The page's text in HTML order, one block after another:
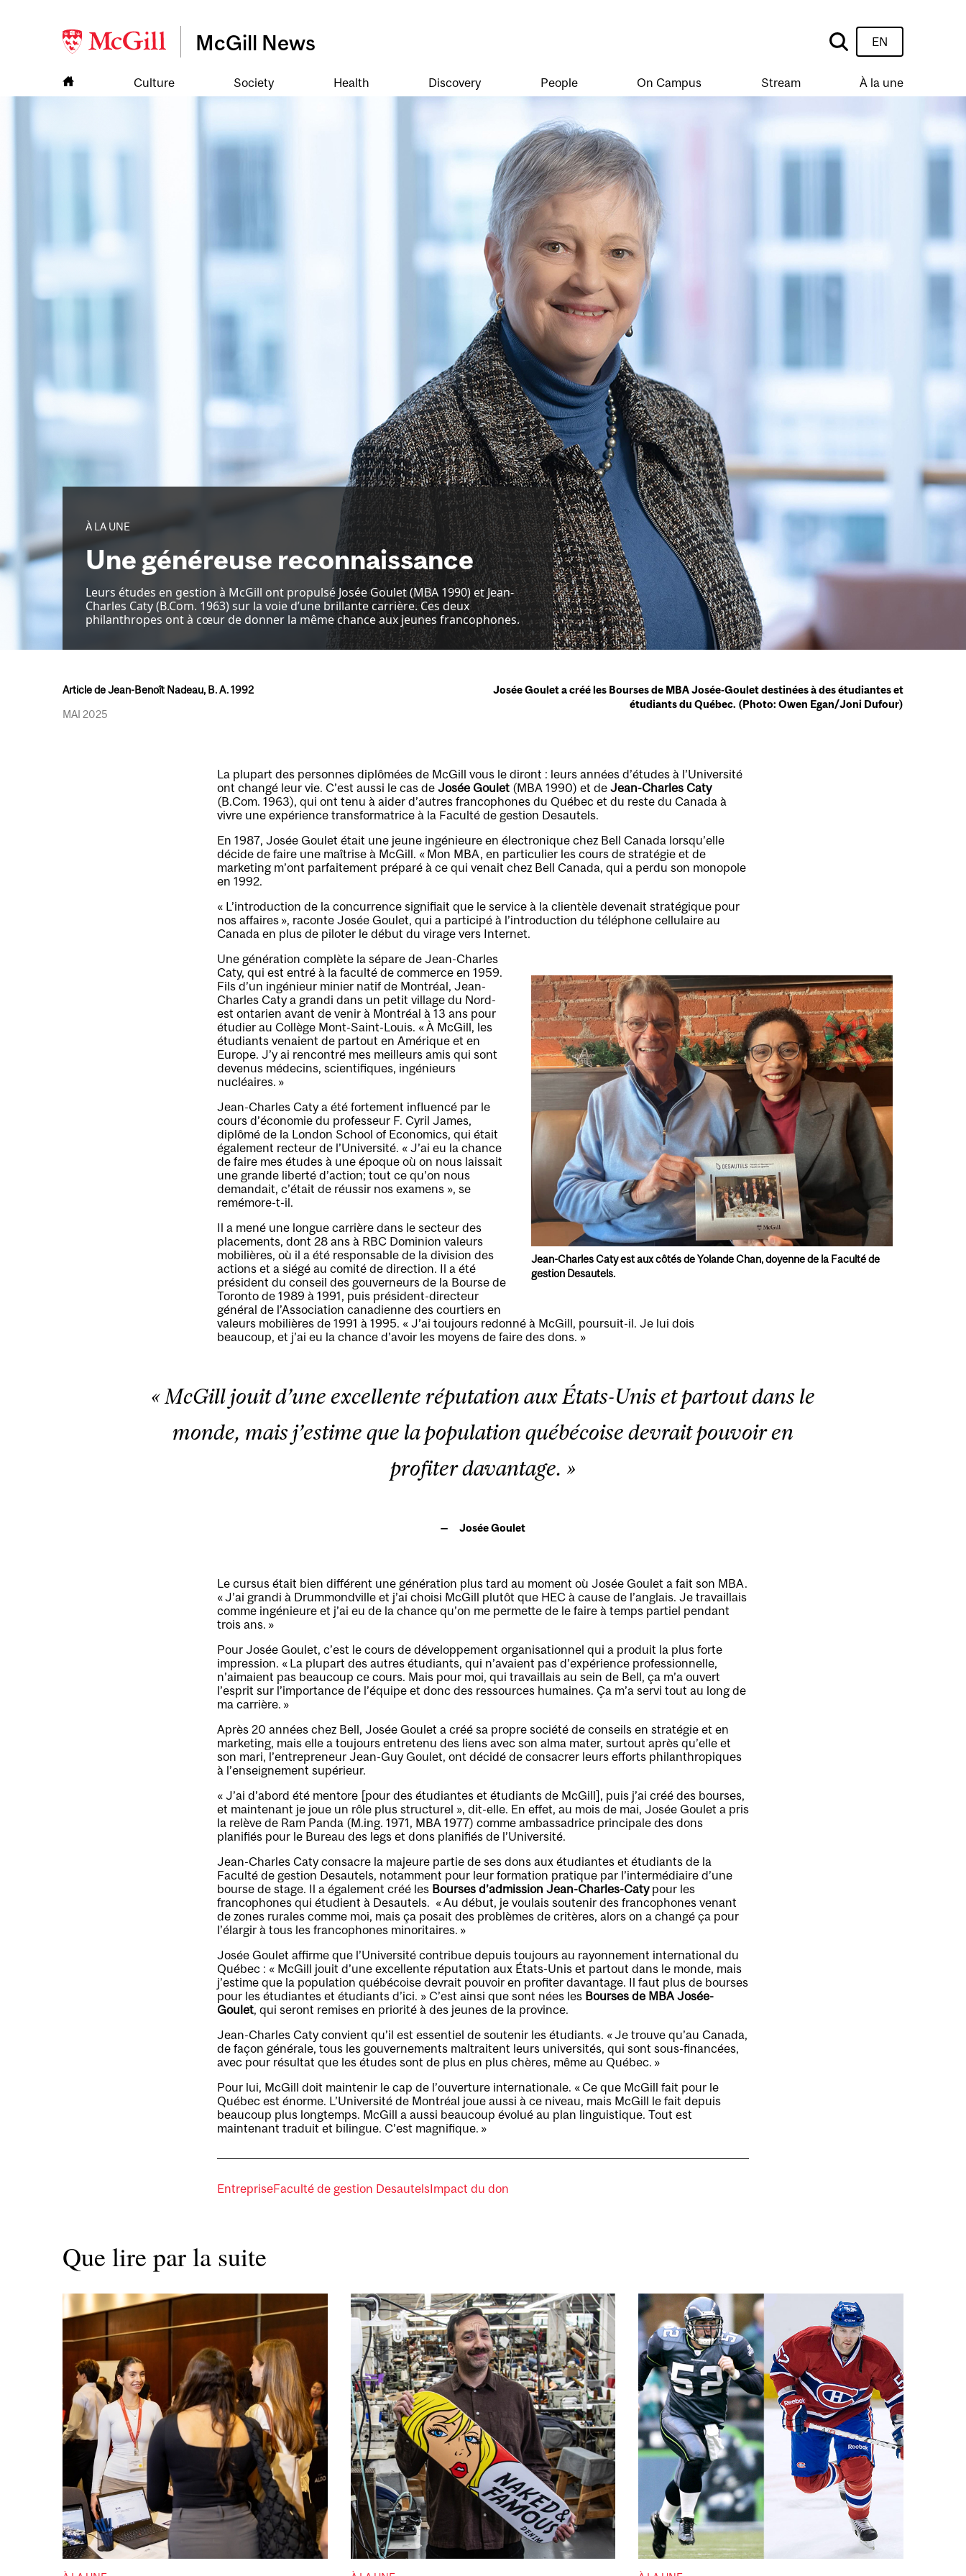
McGill News EN
Culture Society Health Discovery People On Campus Stream À la une
À LA UNE
Une généreuse reconnaissance
Leurs études en gestion à McGill ont propulsé Josée Goulet (MBA 1990) et Jean-
Charles Caty (B.Com. 1963) sur la voie d’une brillante carrière. Ces deux
philanthropes ont à cœur de donner la même chance aux jeunes francophones.
Article de Jean-Benoît Nadeau, B. A. 1992
MAI 2025
Josée Goulet a créé les Bourses de MBA Josée-Goulet destinées à des étudiantes et
étudiants du Québec. (Photo: Owen Egan/Joni Dufour)
La plupart des personnes diplômées de McGill vous le diront : leurs années d’études à l’Université
ont changé leur vie. C’est aussi le cas de Josée Goulet (MBA 1990) et de Jean-Charles Caty
(B.Com. 1963), qui ont tenu à aider d’autres francophones du Québec et du reste du Canada à
vivre une expérience transformatrice à la Faculté de gestion Desautels.
En 1987, Josée Goulet était une jeune ingénieure en électronique chez Bell Canada lorsqu’elle
décide de faire une maîtrise à McGill. « Mon MBA, en particulier les cours de stratégie et de
marketing m’ont parfaitement préparé à ce qui venait chez Bell Canada, qui a perdu son monopole
en 1992.
« L’introduction de la concurrence signifiait que le service à la clientèle devenait stratégique pour
nos affaires », raconte Josée Goulet, qui a participé à l’introduction du téléphone cellulaire au
Canada en plus de piloter le début du virage vers Internet.
Jean-Charles Caty est aux côtés de Yolande Chan, doyenne de la Faculté de
gestion Desautels.
Une génération complète la sépare de Jean-Charles
Caty, qui est entré à la faculté de commerce en 1959.
Fils d’un ingénieur minier natif de Montréal, Jean-
Charles Caty a grandi dans un petit village du Nord-
est ontarien avant de venir à Montréal à 13 ans pour
étudier au Collège Mont-Saint-Louis. « À McGill, les
étudiants venaient de partout en Amérique et en
Europe. J’y ai rencontré mes meilleurs amis qui sont
devenus médecins, scientifiques, ingénieurs
nucléaires. »
Jean-Charles Caty a été fortement influencé par le
cours d’économie du professeur F. Cyril James,
diplômé de la London School of Economics, qui était
également recteur de l’Université. « J’ai eu la chance
de faire mes études à une époque où on nous laissait
une grande liberté d’action; tout ce qu’on nous
demandait, c’était de réussir nos examens », se
remémore-t-il.
Il a mené une longue carrière dans le secteur des
placements, dont 28 ans à RBC Dominion valeurs
mobilières, où il a été responsable de la division des
actions et a siégé au comité de direction. Il a été
président du conseil des gouverneurs de la Bourse de
Toronto de 1989 à 1991, puis président-directeur
général de l’Association canadienne des courtiers en
valeurs mobilières de 1991 à 1995. « J’ai toujours redonné à McGill, poursuit-il. Je lui dois
beaucoup, et j’ai eu la chance d’avoir les moyens de faire des dons. »
« McGill jouit d’une excellente réputation aux États-Unis et partout dans le
monde, mais j’estime que la population québécoise devrait pouvoir en
profiter davantage. »
Josée Goulet
Le cursus était bien différent une génération plus tard au moment où Josée Goulet a fait son MBA.
« J’ai grandi à Drummondville et j’ai choisi McGill plutôt que HEC à cause de l’anglais. Je travaillais
comme ingénieure et j’ai eu de la chance qu’on me permette de le faire à temps partiel pendant
trois ans. »
Pour Josée Goulet, c’est le cours de développement organisationnel qui a produit la plus forte
impression. « La plupart des autres étudiants, qui n’avaient pas d’expérience professionnelle,
n’aimaient pas beaucoup ce cours. Mais pour moi, qui travaillais au sein de Bell, ça m’a ouvert
l’esprit sur l’importance de l’équipe et donc des ressources humaines. Ça m’a servi tout au long de
ma carrière. »
Après 20 années chez Bell, Josée Goulet a créé sa propre société de conseils en stratégie et en
marketing, mais elle a toujours entretenu des liens avec son alma mater, surtout après qu’elle et
son mari, l’entrepreneur Jean-Guy Goulet, ont décidé de consacrer leurs efforts philanthropiques
à l’enseignement supérieur.
« J’ai d’abord été mentore [pour des étudiantes et étudiants de McGill], puis j’ai créé des bourses,
et maintenant je joue un rôle plus structurel », dit-elle. En effet, au mois de mai, Josée Goulet a pris
la relève de Ram Panda (M.ing. 1971, MBA 1977) comme ambassadrice principale des dons
planifiés pour le Bureau des legs et dons planifiés de l’Université.
Jean-Charles Caty consacre la majeure partie de ses dons aux étudiantes et étudiants de la
Faculté de gestion Desautels, notamment pour leur formation pratique par l’intermédiaire d’une
bourse de stage. Il a également créé les Bourses d’admission Jean-Charles-Catypour les
francophones qui étudient à Desautels. « Au début, je voulais soutenir des francophones venant
de zones rurales comme moi, mais ça posait des problèmes de critères, alors on a changé ça pour
l’élargir à tous les francophones minoritaires. »
Josée Goulet affirme que l’Université contribue depuis toujours au rayonnement international du
Québec : « McGill jouit d’une excellente réputation aux États-Unis et partout dans le monde, mais
j’estime que la population québécoise devrait pouvoir en profiter davantage. Il faut plus de bourses
pour les étudiantes et étudiants d’ici. » C’est ainsi que sont nées les Bourses de MBA Josée-
Goulet, qui seront remises en priorité à des jeunes de la province.
Jean-Charles Caty convient qu’il est essentiel de soutenir les étudiants. « Je trouve qu’au Canada,
de façon générale, tous les gouvernements maltraitent leurs universités, qui sont sous-financées,
avec pour résultat que les études sont de plus en plus chères, même au Québec. »
Pour lui, McGill doit maintenir le cap de l’ouverture internationale. « Ce que McGill fait pour le
Québec est énorme. L’Université de Montréal joue aussi à ce niveau, mais McGill le fait depuis
beaucoup plus longtemps. McGill a aussi beaucoup évolué au plan linguistique. Tout est
maintenant traduit et bilingue. C’est magnifique. »
EntrepriseFaculté de gestion DesautelsImpact du don
Que lire par la suite